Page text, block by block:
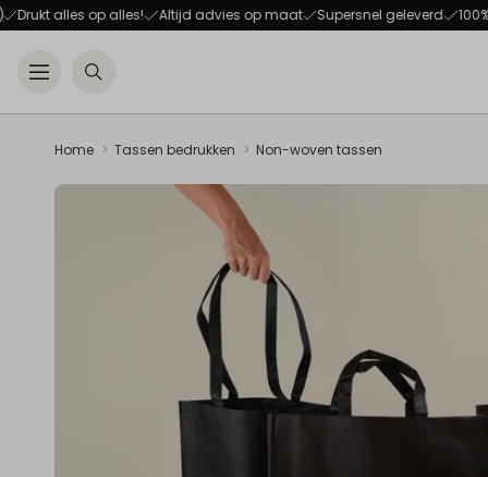
Open menu
Zoeken
alles op alles! Altijd advies op maat Supersnel geleverd 100%
Home Tassen bedrukken Non-woven tassen